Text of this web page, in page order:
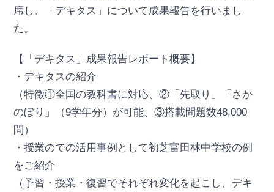
席し、「デキタス」について成果報告を行いまし
た。
【「デキタス」成果報告レポート概要】
・デキタスの紹介
（特徴①全国の教科書に対応、②「先取り」「さか
のぼり」（9学年分）が可能、③搭載問題数48,000
問）
・授業のでの活用事例として初芝富田林中学校の例
をご紹介
（予習・授業・復習でそれぞれ変化を起こし、デキ